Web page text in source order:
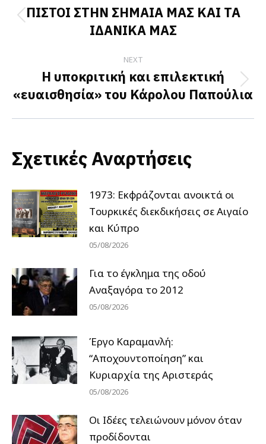
navigation Previous
post:
ΠΙΣΤΟΙ ΣΤΗΝ ΣΗΜΑΙΑ ΜΑΣ ΚΑΙ ΤΑ
ΙΔΑΝΙΚΑ ΜΑΣ
NEXT
Next
post:
Η υποκριτική και επιλεκτική
«ευαισθησία» του Κάρολου Παπούλια
Σχετικές Αναρτήσεις
1973: Εκφράζονται ανοικτά οι
Tουρκικές διεκδικήσεις σε Αιγαίο
και Κύπρο
05/08/2026
Για το έγκλημα της οδού
Αναξαγόρα το 2012
05/08/2026
Έργο Καραμανλή:
“Αποχουντοποίηση” και
Κυριαρχία της Αριστεράς
05/08/2026
Οι Ιδέες τελειώνουν μόνον όταν
προδίδονται